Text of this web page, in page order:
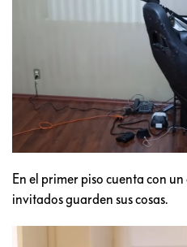
En el primer piso cuenta con
invitados guarden sus cosas.